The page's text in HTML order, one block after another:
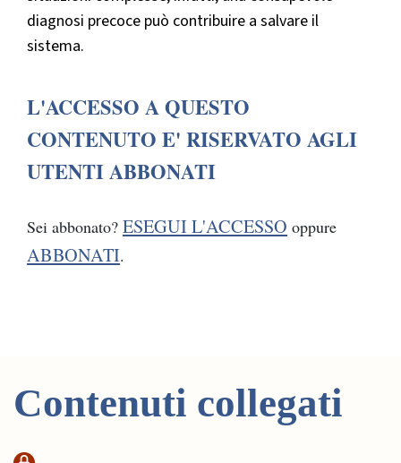
diagnosi precoce può contribuire a salvare il
sistema.
L'ACCESSO A QUESTO
CONTENUTO E' RISERVATO AGLI
UTENTI ABBONATI
Sei abbonato? ESEGUI L'ACCESSO oppure
ABBONATI.
Contenuti collegati